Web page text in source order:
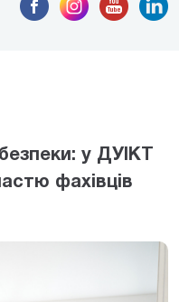
у ДУІКТ
фахівців